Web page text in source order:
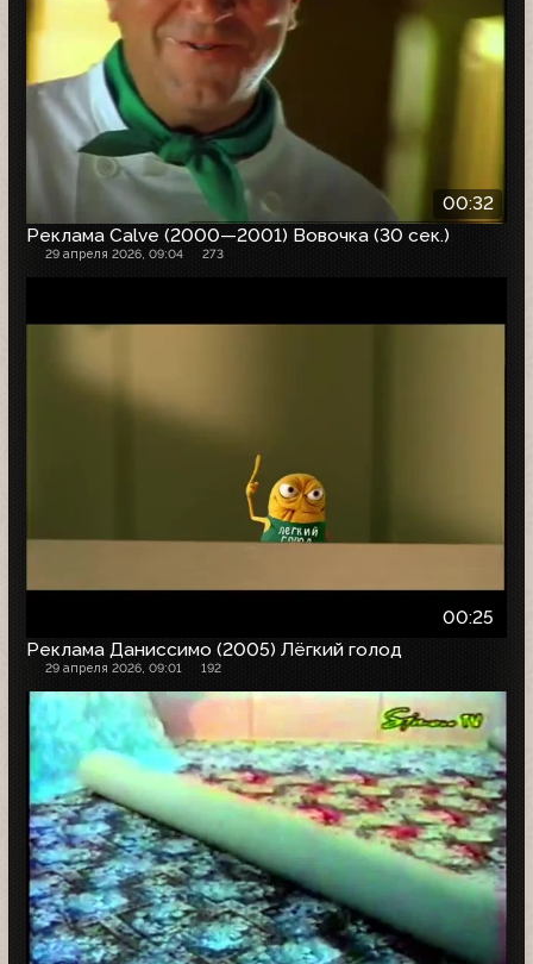
00:32
Реклама Calve (2000—2001) Вовочка (30 сек.)
29 апреля 2026, 09:04 273
00:25
Реклама Даниссимо (2005) Лёгкий голод
29 апреля 2026, 09:01 192